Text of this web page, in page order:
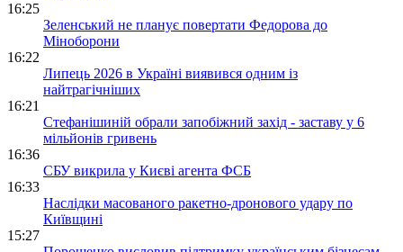
16:25
Зеленський не планує повертати Федорова до
Міноборони
16:22
Липець 2026 в Україні виявився одним із
найтрагічніших
16:21
Стефанішиній обрали запобіжний захід - заставу у 6
мільйонів гривень
16:36
СБУ викрила у Києві агента ФСБ
16:33
Наслідки масованого ракетно-дронового удару по
Київщині
15:27